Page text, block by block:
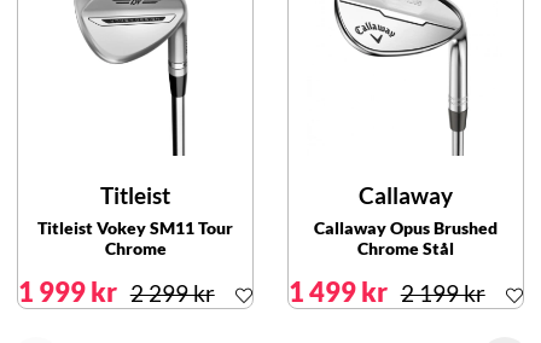
Titleist
Titleist Vokey SM11 Tour
Chrome
1 999 kr 2 299 kr
Callaway
Callaway Opus Brushed
Chrome Stål
1 499 kr 2 199 kr